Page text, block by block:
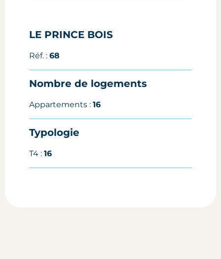
LE PRINCE BOIS
Réf. :68
Nombre de logements
Appartements :16
Typologie
T4 :16